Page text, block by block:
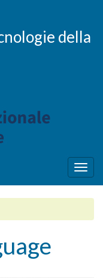
della